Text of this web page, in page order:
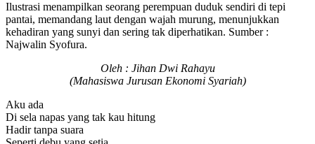
Ilustrasi menampilkan seorang perempuan duduk sendiri di tepi
pantai, memandang laut dengan wajah murung, menunjukkan
kehadiran yang sunyi dan sering tak diperhatikan. Sumber :
Najwalin Syofura.
Oleh : Jihan Dwi Rahayu
(Mahasiswa Jurusan Ekonomi Syariah)
Aku ada
Di sela napas yang tak kau hitung
Hadir tanpa suara